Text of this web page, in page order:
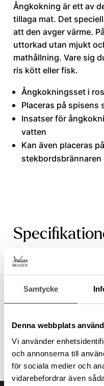
Samtycke
Denna webbplats
Vi använder
och annonserna till
för sociala medier och
vidarebefordrar även
Ångkokning är ett av
tillaga mat. Det
att den avger värme.
uttorkad utan mjukt
mathållning. Vare sig
ris kött eller fisk.
Ångkokningsset i
Placeras på spisens
Insatser för
vatten
Kan även placeras
stekbordsbrännaren
Tillbehör